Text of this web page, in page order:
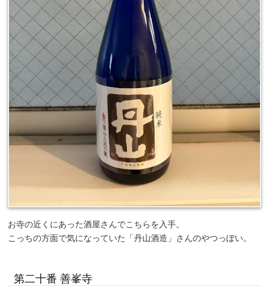
お寺の近くにあった酒屋さんでこちらを入手。
こっちの方面で気になっていた「丹山酒造」さんのやつっぽい。
第二十番 善峯寺